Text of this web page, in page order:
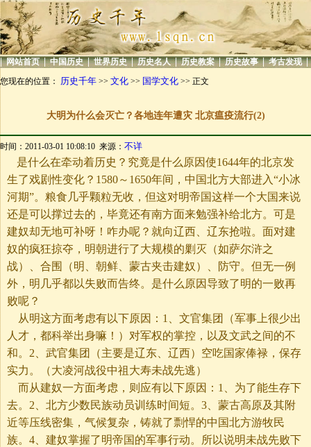
| 网站首页 | 中国历史 | 世界历史 | 历史名人 | 历史教案 | 历史故事 | 考古发现 |
您现在的位置： 历史千年 >> 文化 >> 国学文化 >> 正文
大明为什么会灭亡？各地连年遭灾 北京瘟疫流行(2)
时间：2011-03-01 10:08:10 来源： 不详
是什么在牵动着历史？究竟是什么原因使1644年的北京发
生了戏剧性变化？1580～1650年间，中国北方大部进入“小冰
河期”。粮食几乎颗粒无收，但这对明帝国这样一个大国来说
还是可以撑过去的，毕竟还有南方面来勉强补给北方。可是
建奴却无地可补呀！咋办呢？就向辽西、辽东抢啦。面对建
奴的疯狂掠夺，明朝进行了大规模的剿灭（如萨尔浒之
战）、合围（明、朝鲜、蒙古夹击建奴）、防守。但无一例
外，明几乎都以失败而告终。是什么原因导致了明的一败再
败呢？
从明这方面考虑有以下原因：1、文官集团（军事上很少出
人才，都科举出身嘛！）对军权的掌控，以及文武之间的不
和。2、武官集团（主要是辽东、辽西）空吃国家俸禄，保存
实力。（大凌河战役中祖大寿未战先逃）
而从建奴一方面考虑，则应有以下原因：1、为了能生存下
去。2、北方少数民族动员训练时间短。3、蒙古高原及其附
近等压线密集，气候复杂，铸就了剽悍的中国北方游牧民
族。4、建奴掌握了明帝国的军事行动。所以说明未战先败下